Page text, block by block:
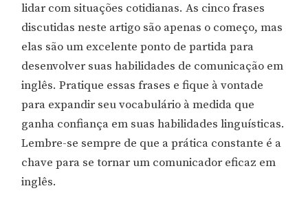
lidar com situações cotidianas. As cinco frases
discutidas neste artigo são apenas o começo, mas
elas são um excelente ponto de partida para
desenvolver suas habilidades de comunicação em
inglês. Pratique essas frases e fique à vontade
para expandir seu vocabulário à medida que
ganha confiança em suas habilidades linguísticas.
Lembre-se sempre de que a prática constante é a
chave para se tornar um comunicador eficaz em
inglês.